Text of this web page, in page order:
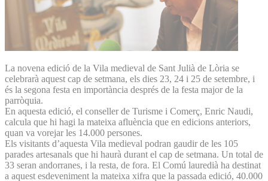
La novena edició de la Vila medieval de Sant Julià de Lòria se
celebrarà aquest cap de setmana, els dies 23, 24 i 25 de setembre, i
és la segona festa en importància després de la festa major de la
parròquia.
En aquesta edició, el conseller de Turisme i Comerç, Enric Naudi,
calcula que hi hagi la mateixa afluència que en edicions anteriors,
quan va vorejar les 14.000 persones.
Els visitants d’aquesta Vila medieval podran gaudir de les 105
parades artesanals que hi haurà durant el cap de setmana. Un total de
33 seran andorranes, i la resta, de fora. El Comú lauredià ha destinat
a aquest esdeveniment la mateixa xifra que la passada edició, 40.000